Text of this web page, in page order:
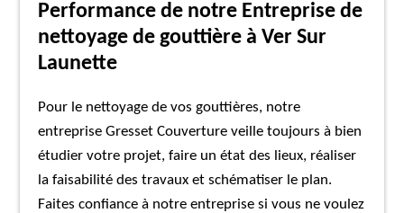
Performance de notre Entreprise de
nettoyage de gouttière à Ver Sur
Launette
Pour le nettoyage de vos gouttières, notre
entreprise Gresset Couverture veille toujours à bien
étudier votre projet, faire un état des lieux, réaliser
la faisabilité des travaux et schématiser le plan.
Faites confiance à notre entreprise si vous ne voulez